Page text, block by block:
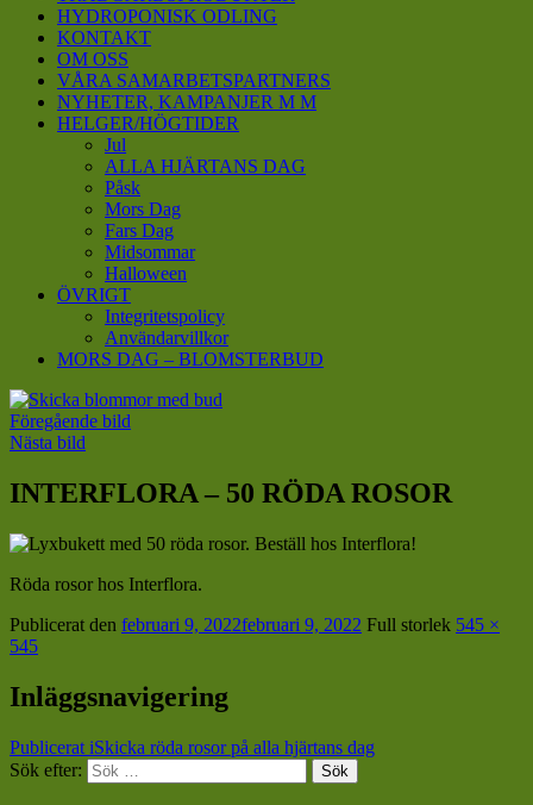
HYDROPONISK ODLING
KONTAKT
OM OSS
VÅRA SAMARBETSPARTNERS
NYHETER, KAMPANJER M M
HELGER/HÖGTIDER
Jul
ALLA HJÄRTANS DAG
Påsk
Mors Dag
Fars Dag
Midsommar
Halloween
ÖVRIGT
Integritetspolicy
Användarvillkor
MORS DAG – BLOMSTERBUD
Föregående bild
Nästa bild
INTERFLORA – 50 RÖDA ROSOR
Röda rosor hos Interflora.
Publicerat den februari 9, 2022februari 9, 2022 Full storlek 545 ×
545
Inläggsnavigering
Publicerat iSkicka röda rosor på alla hjärtans dag
Sök efter:
Sök